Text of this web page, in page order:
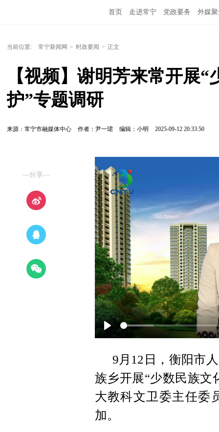
首页 走进常宁 党政要务 外媒
当前位置: 常宁新闻网 > 时政要闻 > 正文
【视频】谢明芳来常开展
护”专题调研
来源：常宁市融媒体中心 作者：尹一珺 编辑：小明 2025-09-12 20:33:50
—分享—
Play
9月12日，衡阳市
族乡开展“少数民族文
大教科文卫委主任委
加。